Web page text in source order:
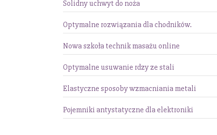
Solidny uchwyt do noża
Optymalne rozwiązania dla chodników.
Nowa szkoła technik masażu online
Optymalne usuwanie rdzy ze stali
Elastyczne sposoby wzmacniania metali
Pojemniki antystatyczne dla elektroniki